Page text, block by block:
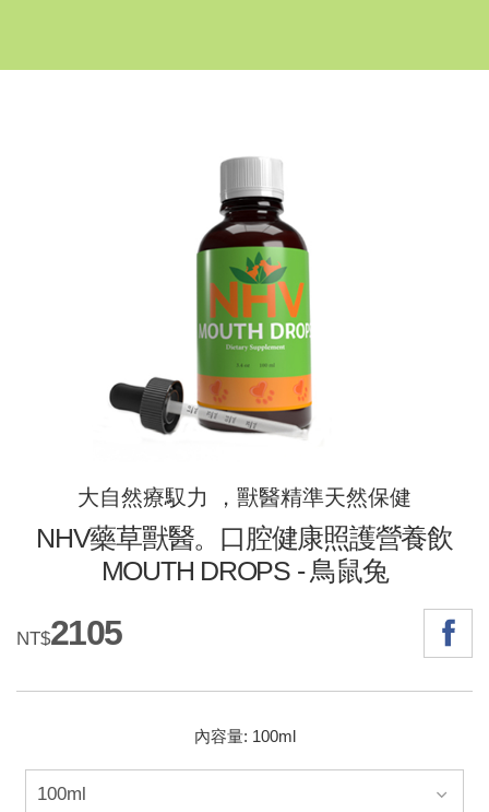
大自然療馭力 ，獸醫精準天然保健
NHV藥草獸醫。口腔健康照護營養飲
MOUTH DROPS - 鳥鼠兔
NT$2105
內容量: 100ml